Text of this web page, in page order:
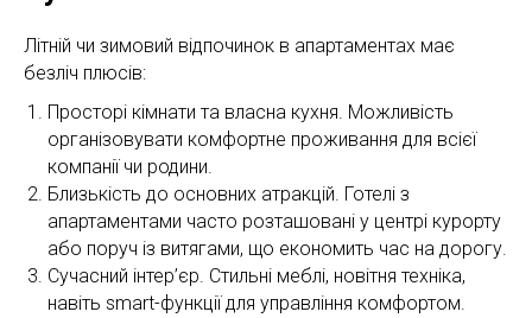
Літній чи зимовий відпочинок в апартаментах має
безліч плюсів:
Просторі кімнати та власна кухня. Можливість
організовувати комфортне проживання для всієї
компанії чи родини.
Близькість до основних атракцій. Готелі з
апартаментами часто розташовані у центрі курорту
або поруч із витягами, що економить час на дорогу.
Сучасний інтер’єр. Стильні меблі, новітня техніка,
навіть smart-функції для управління комфортом.